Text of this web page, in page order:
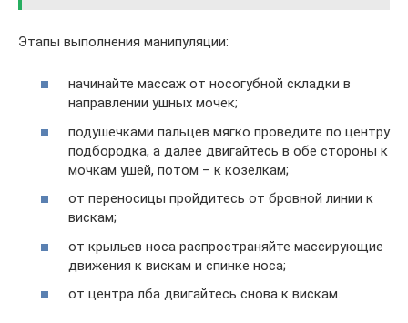
Этапы выполнения манипуляции:
начинайте массаж от носогубной складки в
направлении ушных мочек;
подушечками пальцев мягко проведите по центру
подбородка, а далее двигайтесь в обе стороны к
мочкам ушей, потом – к козелкам;
от переносицы пройдитесь от бровной линии к
вискам;
от крыльев носа распространяйте массирующие
движения к вискам и спинке носа;
от центра лба двигайтесь снова к вискам.